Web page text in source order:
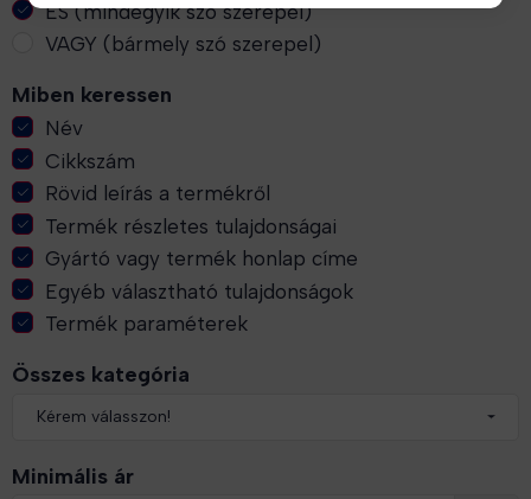
ÉS (mindegyik szó szerepel)
VAGY (bármely szó szerepel)
Miben keressen
Név
Cikkszám
Rövid leírás a termékről
Termék részletes tulajdonságai
Gyártó vagy termék honlap címe
Egyéb választható tulajdonságok
Termék paraméterek
Összes kategória
Minimális ár